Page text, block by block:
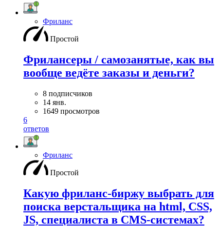
Фриланс
Простой
Фрилансеры / самозанятые, как вы
вообще ведёте заказы и деньги?
8 подписчиков
14 янв.
1649 просмотров
6
ответов
Фриланс
Простой
Какую фриланс-биржу выбрать для
поиска верстальщика на html, CSS,
JS, специалиста в CMS-системах?